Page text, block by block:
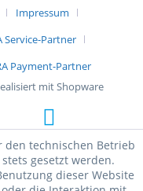
Impressum
Service-Partner
Payment-Partner
mit Shopware
den technischen Betrieb
gesetzt werden.
dieser Website